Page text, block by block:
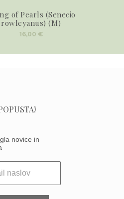
of Pearls (Senecio
rowleyanus) (M)
16,00 €
novice in